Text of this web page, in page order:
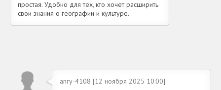
простая. Удобно для тех, кто хочет расширить
свои знания о географии и культуре.
anry-4108 [12 ноября 2025 10:00]